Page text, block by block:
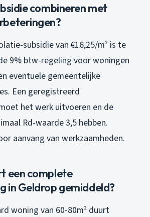
combineren met
subsidie van €16,25/m² is te
9% btw-regeling voor woningen
eventuele gemeentelijke
Een geregistreerd
het werk uitvoeren en de
Rd-waarde 3,5 hebben.
aanvang van werkzaamheden.
een complete
in Geldrop gemiddeld?
woning van 60-80m² duurt